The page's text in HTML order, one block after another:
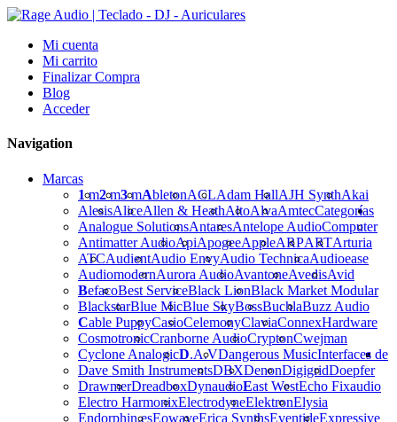
Mi cuenta
Mi carrito
Finalizar Compra
Blog
Acceder
Navigation
Marcas
1m2m3mAbletonACLAdam HallAJH SynthAkai
AlesisAliceAllen & HeathAltoAlvaAmtec
Analogue SolutionsAntaresAntelope Audio
Antimatter AudioApiApogeeAppleARPARTArturia
ATCAudientAudio EnvyAudio TechnicaAudioease
AudiomodernAurora AudioAvantoneAvedisAvid
BefacoBest ServiceBlack LionBlack Market Modular
BlackstarBlue MicBlue SkyBossBuchlaBuzz Audio
Cable PuppyCasioCelemonyClaviaConnex
CosmotronicCranborne AudioCryptonCwejman
Cyclone AnalogicD.A.VDangerous Music
Dave Smith InstrumentsDBXDenonDigigridDoepfer
DrawmerDreadboxDynaudioEast WestEcho Fix
Electro HarmonixElectrodyneElektronElysia
Endorphin.esEowaveErica SynthsEventideExpressive
Categorías
Computer
Hardware
Interfaces de
audio